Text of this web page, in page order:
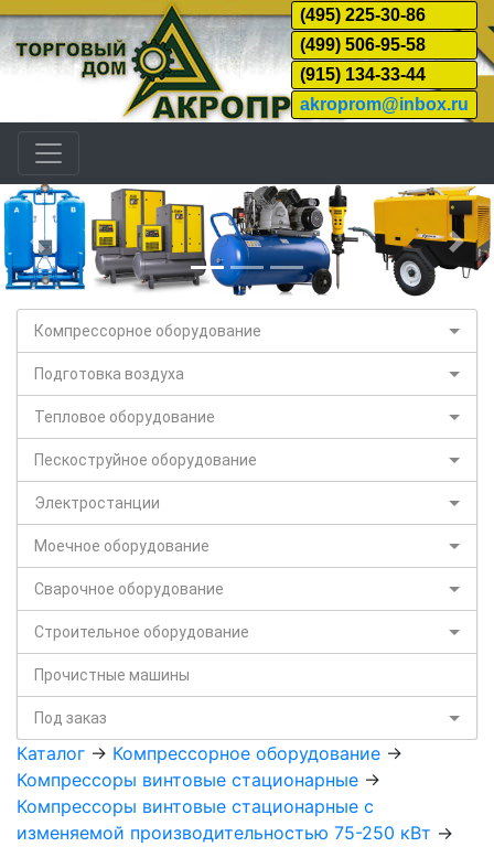
(495) 225-30-86
(499) 506-95-58
(915) 134-33-44
akroprom@inbox.ru
Назад
Компрессорное оборудование
Подготовка воздуха
Тепловое оборудование
Пескоструйное оборудование
Электростанции
Моечное оборудование
Сварочное оборудование
Строительное оборудование
Прочистные машины
Под заказ
Каталог -> Компрессорное оборудование ->
Компрессоры винтовые стационарные ->
Компрессоры винтовые стационарные с
изменяемой производительностью 75-250 кВт ->